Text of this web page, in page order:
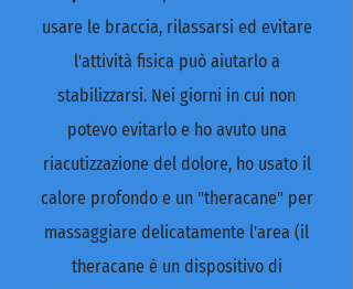
usare le braccia, rilassarsi ed evitare
l'attività fisica può aiutarlo a
stabilizzarsi. Nei giorni in cui non
potevo evitarlo e ho avuto una
riacutizzazione del dolore, ho usato il
calore profondo e un "theracane" per
massaggiare delicatamente l'area (il
theracane è un dispositivo di